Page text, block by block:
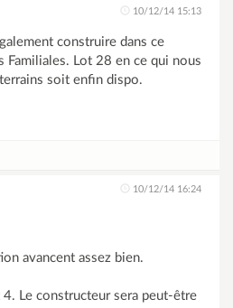
10/12/14 15:13
construire dans ce
Familiales. Lot 28 en ce qui nous
soit enfin dispo.
10/12/14 16:24
avancent assez bien.
Le constructeur sera peut-être